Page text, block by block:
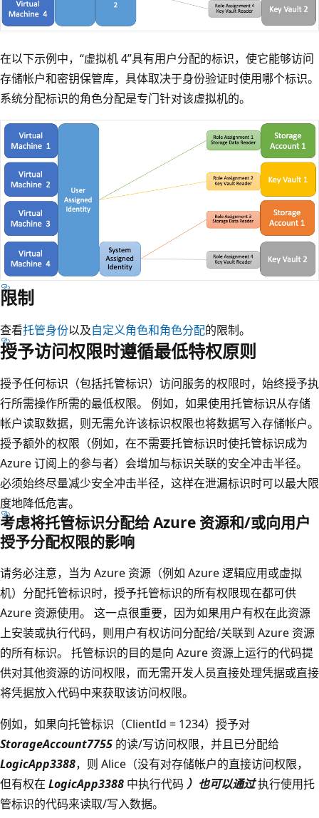
在以下示例中，“虚拟机 4”具有用户分配的标识，使它能够访问
存储帐户和密钥保管库，具体取决于身份验证时使用哪个标识。
系统分配标识的角色分配是专门针对该虚拟机的。
限制
查看托管身份以及自定义角色和角色分配的限制。
授予访问权限时遵循最低特权原则
授予任何标识（包括托管标识）访问服务的权限时，始终授予执
行所需操作所需的最低权限。 例如，如果使用托管标识从存储
帐户读取数据，则无需允许该标识权限也将数据写入存储帐户。
授予额外的权限（例如，在不需要托管标识时使托管标识成为
Azure 订阅上的参与者）会增加与标识关联的安全冲击半径。
必须始终尽量减少安全冲击半径，这样在泄漏标识时可以最大限
度地降低危害。
考虑将托管标识分配给 Azure 资源和/或向用户
授予分配权限的影响
请务必注意，当为 Azure 资源（例如 Azure 逻辑应用或虚拟
机）分配托管标识时，授予托管标识的所有权限现在都可供
Azure 资源使用。 这一点很重要，因为如果用户有权在此资源
上安装或执行代码，则用户有权访问分配给/关联到 Azure 资源
的所有标识。 托管标识的目的是向 Azure 资源上运行的代码提
供对其他资源的访问权限，而无需开发人员直接处理凭据或直接
将凭据放入代码中来获取该访问权限。
例如，如果向托管标识（ClientId = 1234）授予对
StorageAccount7755 的读/写访问权限，并且已分配给
LogicApp3388，则 Alice（没有对存储帐户的直接访问权限，
但有权在 LogicApp3388 中执行代码 ）也可以通过执行使用托
管标识的代码来读取/写入数据。